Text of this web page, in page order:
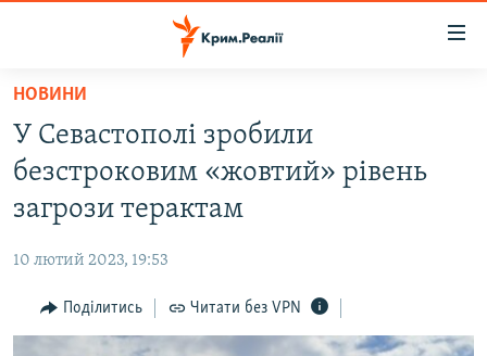
Перейти
основного
матеріалу
до
основної
Перейти
до
ВОДА.КРИМ
ВІДЕО ТА ФОТО
БЛОГИ
ПОГЛЯД
НОВИНИ
У Севастополі зробили
безстроковим «жовтий» рівень
загрози терактам
10 лютий 2023, 19:53
Поділитись Читати без VPN